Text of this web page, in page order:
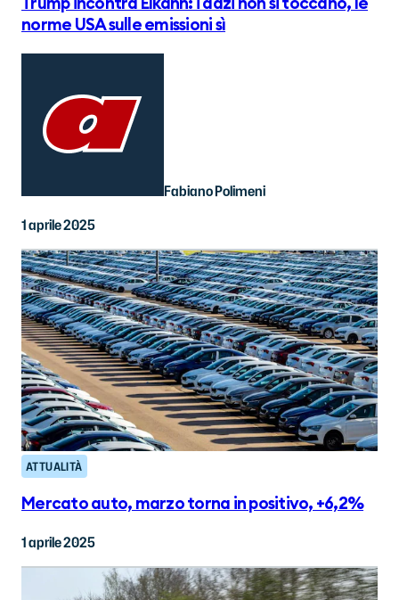
Trump incontra Elkann: i dazi non si toccano, le
norme USA sulle emissioni sì
Fabiano Polimeni
1 aprile 2025
ATTUALITÀ
Mercato auto, marzo torna in positivo, +6,2%
1 aprile 2025